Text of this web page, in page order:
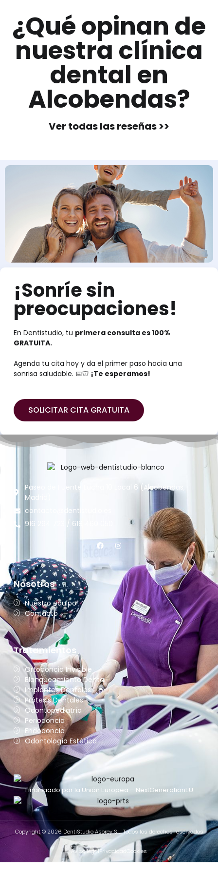
¿Qué opinan de
nuestra clínica
dental en
Alcobendas?
Ver todas las reseñas >>
¡Sonríe sin
preocupaciones!
En Dentistudio, tu primera consulta es 100%
GRATUITA.
Agenda tu cita hoy y da el primer paso hacia una
sonrisa saludable. 📅🦷 ¡Te esperamos!
SOLICITAR CITA GRATUITA
Paseo de Fuente Lucha 10 Local 6 (Alcobendas,
Madrid)
contacto@dentistudio.es
916 294 723 / 618 460 050
Nosotros
Nuestro equipo
Contacto
Tratamientos
Ortodoncia Invisible
Blanqueamiento Dental
Implantes Dentales
Prótesis Dentales
Odontopediatría
Periodoncia
Endodoncia
Odontología Estética
Financiado por la Unión Europea – NextGenerationEU
Copyright © 2026 DentiStudio Asorey S.L. Todos los derechos reservados
Aviso legalPrivacidad Cookies